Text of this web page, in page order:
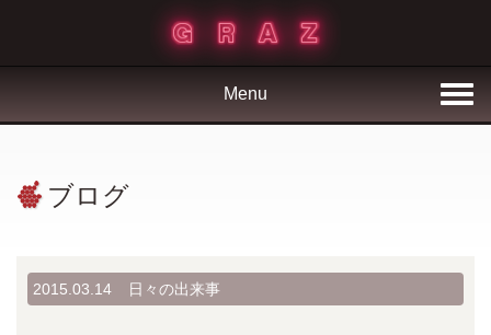
Menu
ブログ
2015.03.14 日々の出来事